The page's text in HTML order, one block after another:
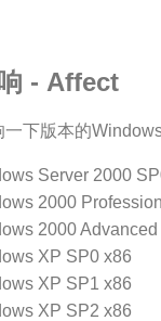
- Affect
下版本的
Server 2000
2000
2000
XP SP0 x86
XP SP1 x86
XP SP2 x86